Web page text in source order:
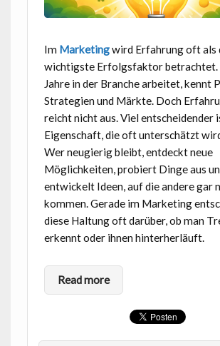
Im Marketingwird Erfahrung oft als
wichtigste Erfolgsfaktor betrachtet.
Jahre in der Branche arbeitet, kennt
Strategien und Märkte. Doch
reicht nicht aus. Viel entscheidender
Eigenschaft, die oft unterschätzt
Wer neugierig bleibt, entdeckt neue
Möglichkeiten, probiert Dinge aus
entwickelt Ideen, auf die andere gar
kommen. Gerade im Marketing
diese Haltung oft darüber, ob man
erkennt oder ihnen hinterherläuft.
Read more